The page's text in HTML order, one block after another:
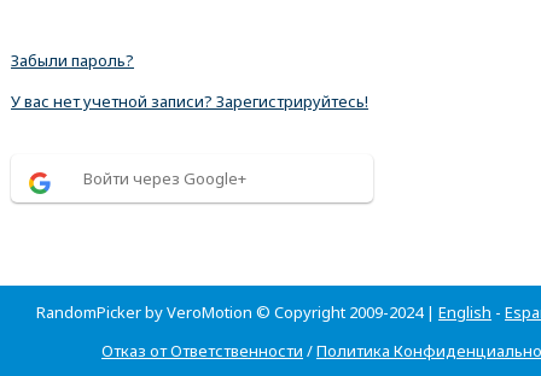
Забыли пароль?
У вас нет учетной записи? Зарегистрируйтесь!
Войти через Google+
RandomPicker by VeroMotion © Copyright 2009-2024 | English -
Отказ от Ответственности /Политика